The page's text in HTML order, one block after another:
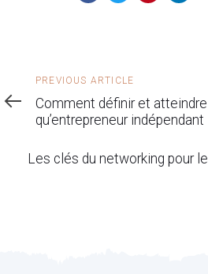
Previous
Article
PREVIOUS ARTICLE
Comment définir et
qu’entrepreneur indépendant
Article
Les clés du networking pour